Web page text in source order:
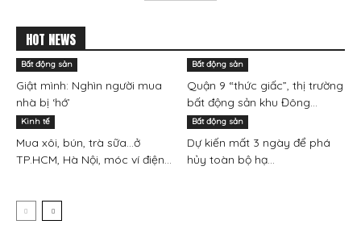
HOT NEWS
Bất động sản
Giật mình: Nghìn người mua
nhà bị ‘hớ’
Bất động sản
Quận 9 “thức giấc”, thị trường
bất động sản khu Đông...
Kinh tế
Mua xôi, bún, trà sữa…ở
TP.HCM, Hà Nội, móc ví điện...
Bất động sản
Dự kiến mất 3 ngày để phá
hủy toàn bộ hạ...